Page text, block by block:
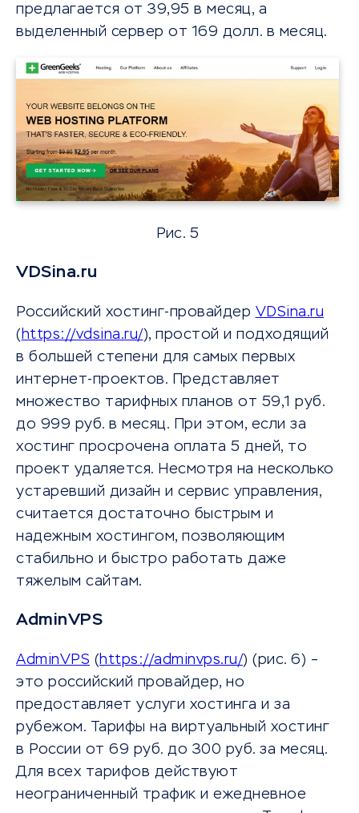
предлагается от 39,95 в месяц, а
выделенный сервер от 169 долл. в месяц.
Рис. 5
VDSina.ru
Российский хостинг-провайдер VDSina.ru
( https://vdsina.ru/), простой и подходящий
в большей степени для самых первых
интернет-проектов. Представляет
множество тарифных планов от 59,1 руб.
до 999 руб. в месяц. При этом, если за
хостинг просрочена оплата 5 дней, то
проект удаляется. Несмотря на несколько
устаревший дизайн и сервис управления,
считается достаточно быстрым и
надежным хостингом, позволяющим
стабильно и быстро работать даже
тяжелым сайтам.
AdminVPS
AdminVPS (https://adminvps.ru/) (рис. 6) –
это российский провайдер, но
предоставляет услуги хостинга и за
рубежом. Тарифы на виртуальный хостинг
в России от 69 руб. до 300 руб. за месяц.
Для всех тарифов действуют
неограниченный трафик и ежедневное